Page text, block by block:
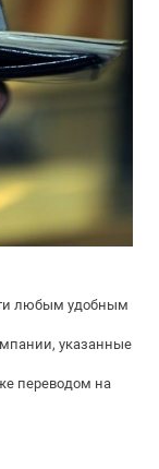
любым удобным
указанные
переводом на